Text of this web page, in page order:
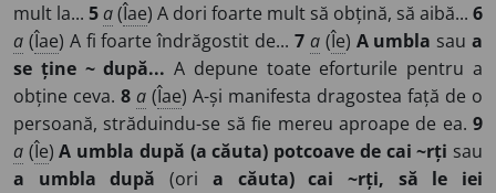
mult la... 5a(Îae) A dori foarte mult să obțină, să aibă... 6
a (Îae) A fi foarte îndrăgostit de... 7 a(Îe) A umbla saua
se ține ~ după... A depune toate eforturile pentru a
obține ceva. 8 a (Îae) A-și manifesta dragostea față de o
persoană, străduindu-se să fie mereu aproape de ea. 9
a (Îe)A umbla după (a căuta) potcoave de cai ~rți sau
a umbla după (ori a căuta) cai ~rți, să le iei